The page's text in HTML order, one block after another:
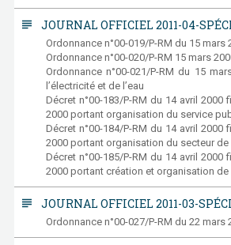
subject JOURNAL OFFICIEL 2011-04-
Ordonnance n°00-019/P-RM du 15
Ordonnance n°00-020/P-RM 15 mars
Ordonnance n°00-021/P-RM du 15
l’électricité et de l’eau
Décret n°00-183/P-RM du 14 avril
2000 portant organisation du service
Décret n°00-184/P-RM du 14 avril
2000 portant organisation du secteur
Décret n°00-185/P-RM du 14 avril
2000 portant création et organisation
subject JOURNAL OFFICIEL 2011-03-
Ordonnance n°00-027/P-RM du 22